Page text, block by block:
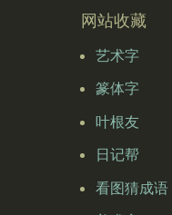
网站收藏
艺术字
篆体字
叶根友
日记帮
看图猜成语